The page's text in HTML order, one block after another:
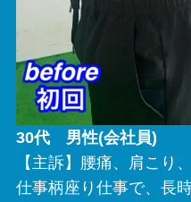
30代 男性(会社員)
【主訴】腰痛、肩こり
仕事柄座り仕事で、長